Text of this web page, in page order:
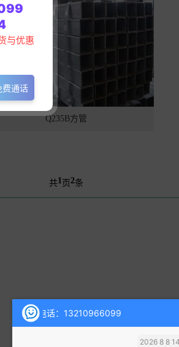
Q235B方管
共1 页2条
与优惠
费通话
，服务电话：13210966099
2026 8 8